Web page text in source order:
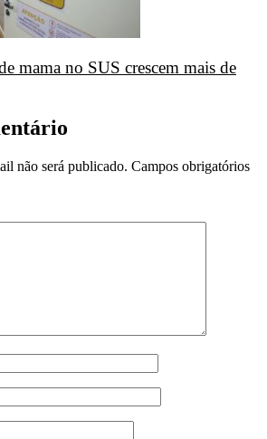
mama no SUS crescem mais de
não será publicado. Campos obrigatórios